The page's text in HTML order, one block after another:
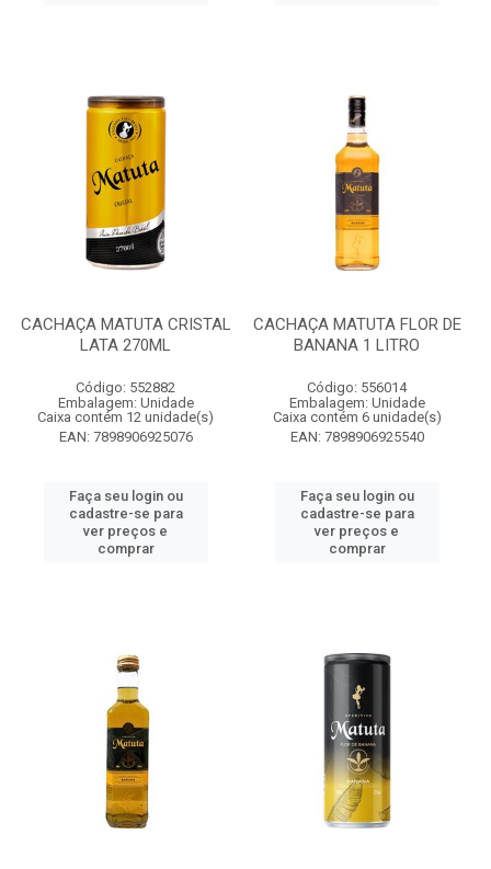
CACHAÇA MATUTA CRISTAL
LATA 270ML
Código: 552882
Embalagem: Unidade
Caixa contém 12 unidade(s)
EAN: 7898906925076
Faça seu login ou
cadastre-se para
ver preços e
comprar
CACHAÇA MATUTA FLOR DE
BANANA 1 LITRO
Código: 556014
Embalagem: Unidade
Caixa contém 6 unidade(s)
EAN: 7898906925540
Faça seu login ou
cadastre-se para
ver preços e
comprar